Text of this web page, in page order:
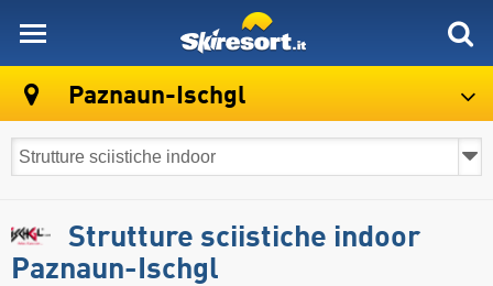
Paznaun-Ischgl
Strutture sciistiche indoor
Paznaun-Ischgl